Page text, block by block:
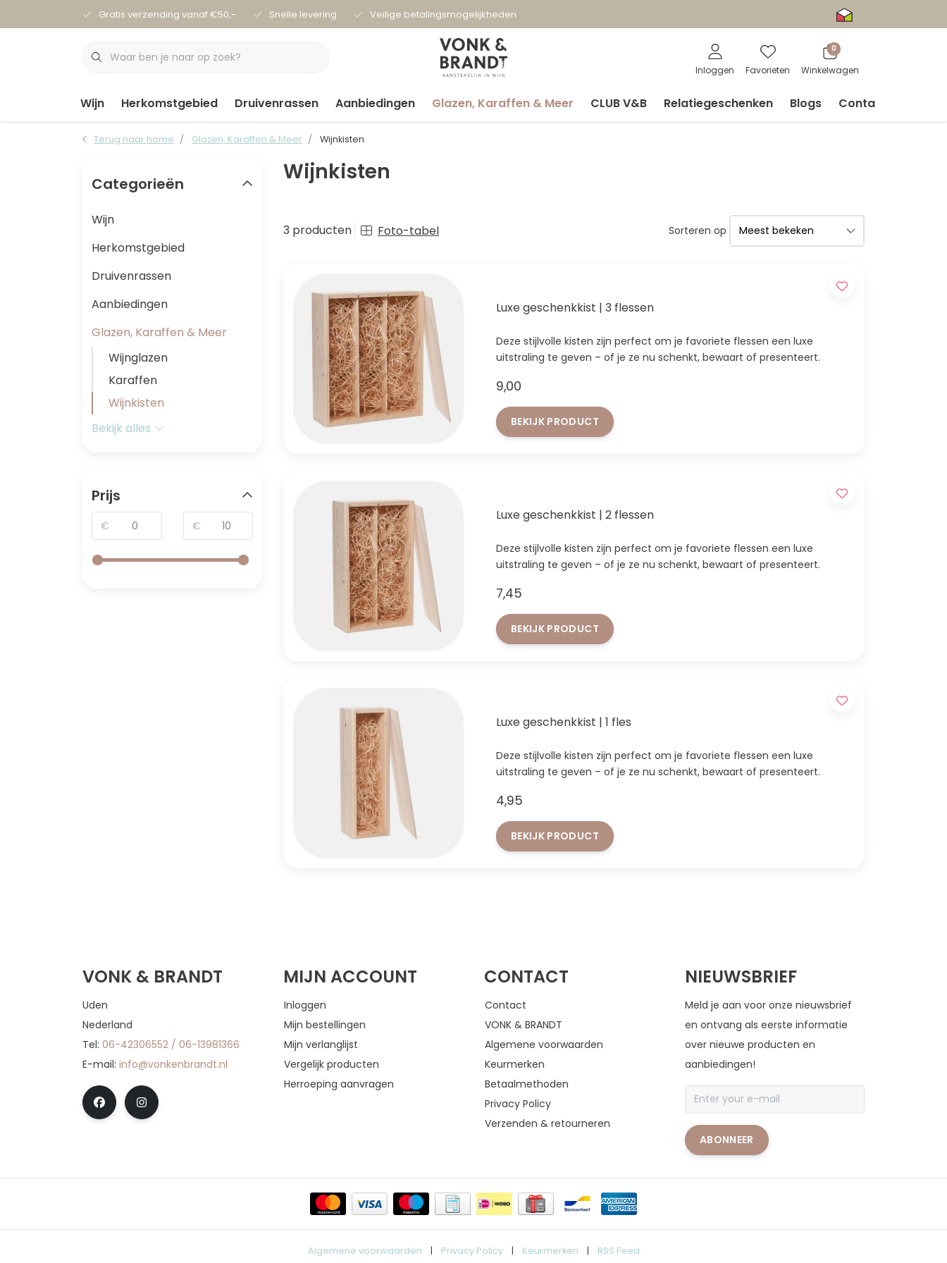
Gratis verzending vanaf €50,- Snelle levering Veilige betalingsmogelijkheden
Inloggen Favorieten
0
Winkelwagen
Wijn Herkomstgebied Druivenrassen Aanbiedingen Glazen, Karaffen & Meer CLUB V&B Relatiegeschenken Blogs Contact
Terug naar home Glazen, Karaffen & Meer Wijnkisten
Wijnkisten
3 producten Foto-tabel Sorteren op
Luxe geschenkkist | 3 flessen
Deze stijlvolle kisten zijn perfect om je favoriete flessen een luxe
uitstraling te geven – of je ze nu schenkt, bewaart of presenteert.
9,00
BEKIJK PRODUCT
Luxe geschenkkist | 2 flessen
Deze stijlvolle kisten zijn perfect om je favoriete flessen een luxe
uitstraling te geven – of je ze nu schenkt, bewaart of presenteert.
7,45
BEKIJK PRODUCT
Luxe geschenkkist | 1 fles
Deze stijlvolle kisten zijn perfect om je favoriete flessen een luxe
uitstraling te geven – of je ze nu schenkt, bewaart of presenteert.
4,95
BEKIJK PRODUCT
Categorieën
Wijn
Herkomstgebied
Druivenrassen
Aanbiedingen
Glazen, Karaffen & Meer
Wijnglazen
Karaffen
Wijnkisten
Bekijk alles
Prijs
€ €
VONK & BRANDT
Uden
Nederland
Tel: 06-42306552 / 06-13981366
E-mail: info@vonkenbrandt.nl
MIJN ACCOUNT
Inloggen
Mijn bestellingen
Mijn verlanglijst
Vergelijk producten
Herroeping aanvragen
CONTACT
Contact
VONK & BRANDT
Algemene voorwaarden
Keurmerken
Betaalmethoden
Privacy Policy
Verzenden & retourneren
NIEUWSBRIEF
Meld je aan voor onze nieuwsbrief
en ontvang als eerste informatie
over nieuwe producten en
aanbiedingen!
ABONNEER
Algemene voorwaarden | Privacy Policy | Keurmerken | RSS Feed